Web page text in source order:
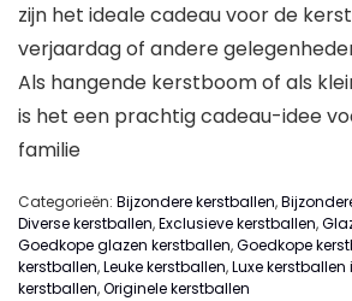
zijn het ideale cadeau voor de
verjaardag of andere
Als hangende kerstboom of als
is het een prachtig cadeau-idee
familie
Categorieën: Bijzondere kerstballen,
Diverse kerstballen,Exclusieve kerstballen,
Goedkope glazen kerstballen,Goedkope
kerstballen,Leuke kerstballen,Luxe
kerstballen,Originele kerstballen